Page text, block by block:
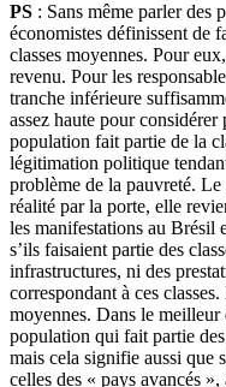
PS : Sans même parler des
économistes définissent de
classes moyennes. Pour
revenu. Pour les
tranche inférieure
assez haute pour
population fait partie de la
légitimation politique
problème de la pauvreté. Le
réalité par la porte, elle
les manifestations au Brésil
s’ils faisaient partie des
infrastructures, ni des
correspondant à ces
moyennes. Dans le meilleur
population qui fait partie
mais cela signifie aussi que
celles des « pays avancés